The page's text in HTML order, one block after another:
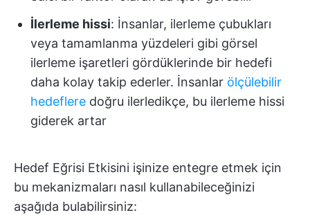
İlerleme hissi: İnsanlar, ilerleme çubukları
veya tamamlanma yüzdeleri gibi görsel
ilerleme işaretleri gördüklerinde bir hedefi
daha kolay takip ederler. İnsanlar ölçülebilir
hedeflere doğru ilerledikçe, bu ilerleme hissi
giderek artar
Hedef Eğrisi Etkisini işinize entegre etmek için
bu mekanizmaları nasıl kullanabileceğinizi
aşağıda bulabilirsiniz: